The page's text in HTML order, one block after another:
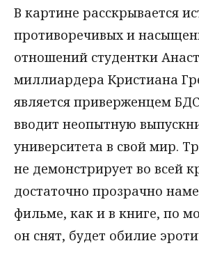
В картине расскрывается
противоречивых и
отношений студентки
миллиардера Кристиана
является приверженцем
вводит неопытную
университета в свой мир.
не демонстрирует во всей
достаточно прозрачно
фильме, как и в книге, по
он снят, будет обилие